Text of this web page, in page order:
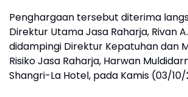
Penghargaan tersebut diterima
Direktur Utama Jasa Raharja, Rivan
didampingi Direktur Kepatuhan dan
Risiko Jasa Raharja, Harwan
Shangri-La Hotel, pada Kamis (03/